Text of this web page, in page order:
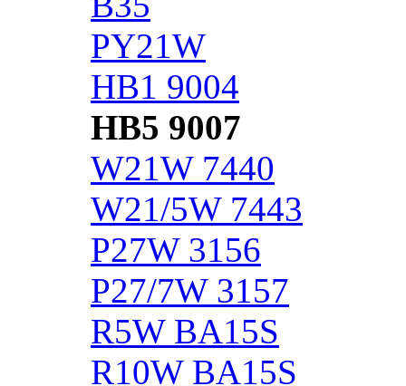
PY21W
HB1 9004
HB5 9007
W21W 7440
W21/5W 7443
P27W 3156
P27/7W 3157
R5W BA15S
R10W BA15S